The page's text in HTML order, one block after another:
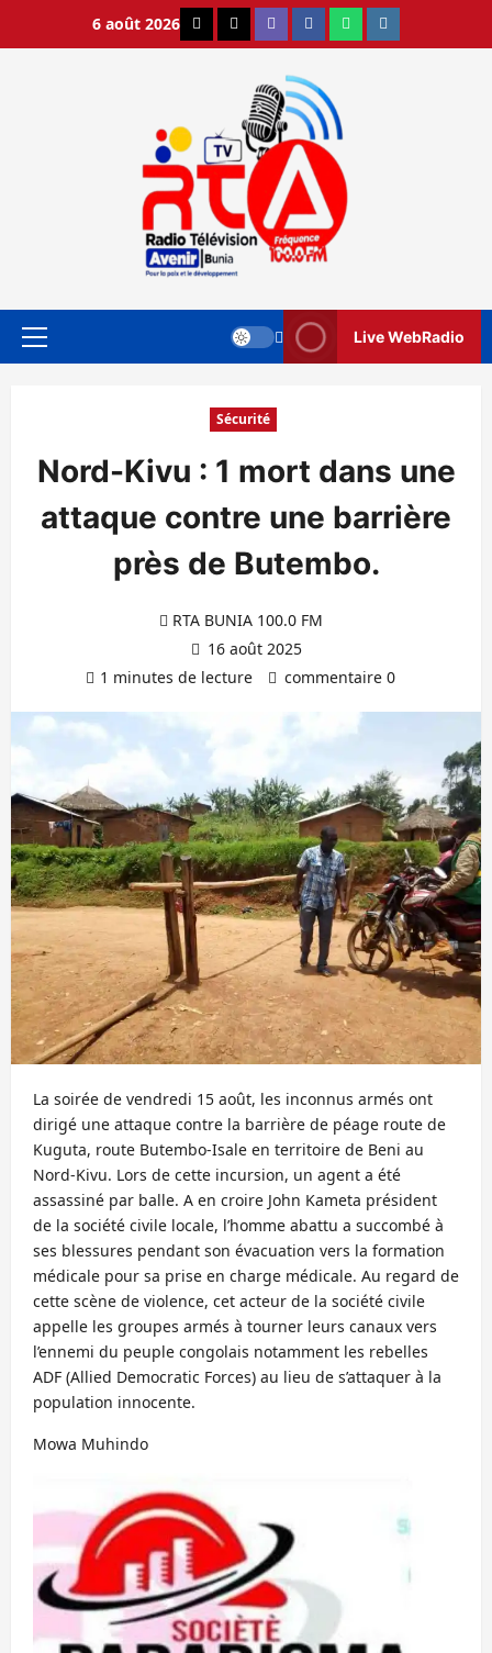
6 août 2026 X TikTokViber FacebookWhatsAppInstagram
Menu
Live WebRadio
Sécurité
Nord-Kivu : 1 mort dans une
attaque contre une barrière
près de Butembo.
RTA BUNIA 100.0 FM
16 août 2025
1 minutes de lecture
commentaire 0
La soirée de vendredi 15 août, les inconnus armés ont
dirigé une attaque contre la barrière de péage route de
Kuguta, route Butembo-Isale en territoire de Beni au
Nord-Kivu. Lors de cette incursion, un agent a été
assassiné par balle. A en croire John Kameta président
de la société civile locale, l’homme abattu a succombé à
ses blessures pendant son évacuation vers la formation
médicale pour sa prise en charge médicale. Au regard de
cette scène de violence, cet acteur de la société civile
appelle les groupes armés à tourner leurs canaux vers
l’ennemi du peuple congolais notamment les rebelles
ADF (Allied Democratic Forces) au lieu de s’attaquer à la
population innocente.
Mowa Muhindo